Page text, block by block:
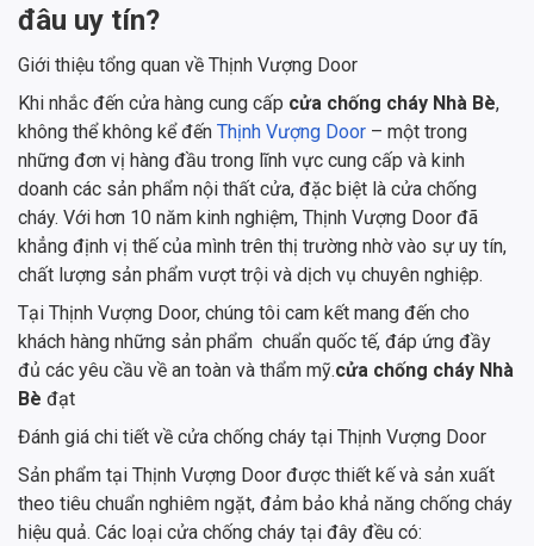
đâu uy tín?
Giới thiệu tổng quan về Thịnh Vượng Door
Khi nhắc đến cửa hàng cung cấp cửa chống cháy Nhà Bè,
không thể không kể đến Thịnh Vượng Door – một trong
những đơn vị hàng đầu trong lĩnh vực cung cấp và kinh
doanh các sản phẩm nội thất cửa, đặc biệt là cửa chống
cháy. Với hơn 10 năm kinh nghiệm, Thịnh Vượng Door đã
khẳng định vị thế của mình trên thị trường nhờ vào sự uy tín,
chất lượng sản phẩm vượt trội và dịch vụ chuyên nghiệp.
Tại Thịnh Vượng Door, chúng tôi cam kết mang đến cho
khách hàng những sản phẩm chuẩn quốc tế, đáp ứng đầy
đủ các yêu cầu về an toàn và thẩm mỹ.cửa chống cháy Nhà
Bè đạt
Đánh giá chi tiết về cửa chống cháy tại Thịnh Vượng Door
Sản phẩm tại Thịnh Vượng Door được thiết kế và sản xuất
theo tiêu chuẩn nghiêm ngặt, đảm bảo khả năng chống cháy
hiệu quả. Các loại cửa chống cháy tại đây đều có: